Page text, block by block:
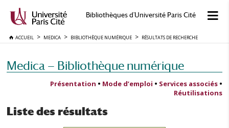
Bibliothèques d'Université Paris Cité
ACCUEIL MEDICA BIBLIOTHÈQUE NUMÉRIQUE RÉSULTATS DE RECHERCHE
Medica — Bibliothèque numérique
Présentation • Mode d’emploi • Services associés •
Réutilisations
Liste des résultats